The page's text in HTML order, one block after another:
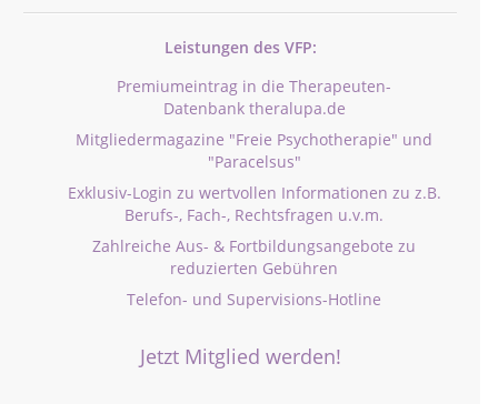
Leistungen des VFP:
Premiumeintrag in die Therapeuten-
Datenbank theralupa.de
Mitgliedermagazine "Freie Psychotherapie" und
"Paracelsus"
Exklusiv-Login zu wertvollen Informationen zu z.B.
Berufs-, Fach-, Rechtsfragen u.v.m.
Zahlreiche Aus- & Fortbildungsangebote zu
reduzierten Gebühren
Telefon- und Supervisions-Hotline
Jetzt Mitglied werden!